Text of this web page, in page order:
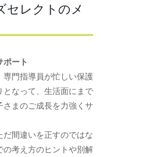
セレクトのメ
ート
専門指導員が忙しい保護
となって、生活面にまで
さまのご成長を力強くサ
間違いを正すのではな
の考え方のヒントや別解